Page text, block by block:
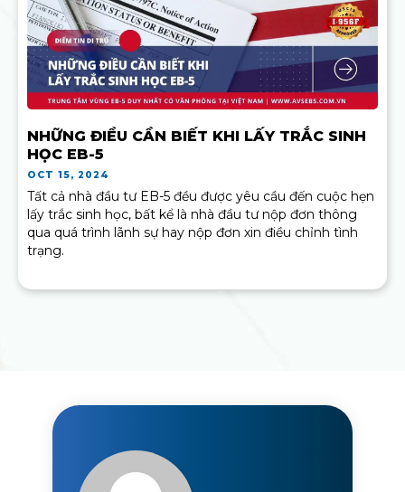
NHỮNG ĐIỀU CẦN BIẾT KHI LẤY TRẮC SINH
HỌC EB-5
OCT 15, 2024
Tất cả nhà đầu tư EB-5 đều được yêu cầu đến cuộc hẹn
lấy trắc sinh học, bất kể là nhà đầu tư nộp đơn thông
qua quá trình lãnh sự hay nộp đơn xin điều chỉnh tình
trạng.